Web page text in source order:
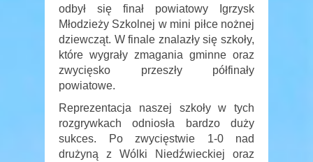
odbył się finał powiatowy Igrzysk
Młodzieży Szkolnej w mini piłce nożnej
dziewcząt. W finale znalazły się szkoły,
które wygrały zmagania gminne oraz
zwycięsko przeszły półfinały
powiatowe.
Reprezentacja naszej szkoły w tych
rozgrywkach odniosła bardzo duży
sukces. Po zwycięstwie 1-0 nad
drużyną z Wólki Niedźwieckiej oraz